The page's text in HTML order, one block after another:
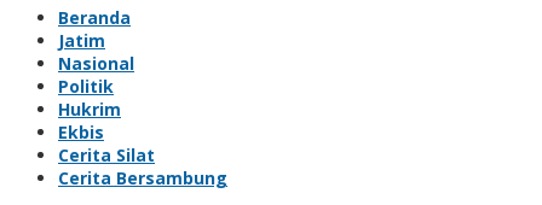
Beranda
Jatim
Nasional
Politik
Hukrim
Ekbis
Cerita Silat
Cerita Bersambung